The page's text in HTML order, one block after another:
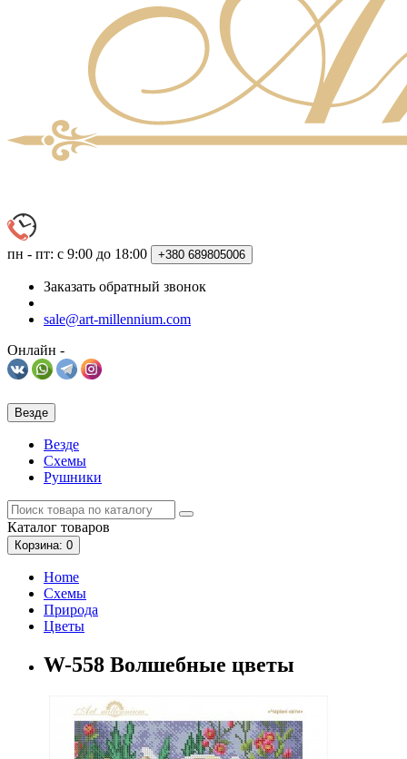
пн - пт: с 9:00 до 18:00 +380 689805006
Заказать обратный звонок
sale@art-millennium.com
Онлайн -
Везде
Везде
Схемы
Рушники
Каталог товаров
Корзина: 0
Home
Схемы
Природа
Цветы
W-558 Волшебные цветы